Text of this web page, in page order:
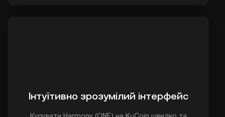
Інтуїтивно зрозумілий інтерфейс